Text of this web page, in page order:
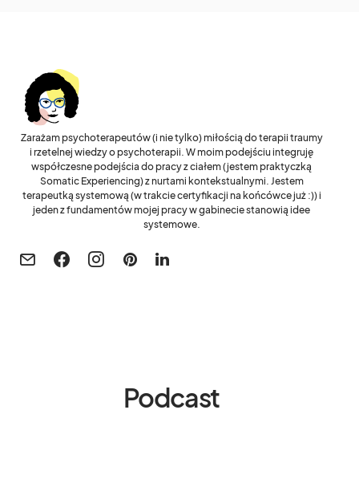
Zarażam psychoterapeutów (i nie tylko) miłością do terapii traumy
i rzetelnej wiedzy o psychoterapii. W moim podejściu integruję
współczesne podejścia do pracy z ciałem (jestem praktyczką
Somatic Experiencing) z nurtami kontekstualnymi. Jestem
terapeutką systemową (w trakcie certyfikacji na końcówce już :)) i
jeden z fundamentów mojej pracy w gabinecie stanowią idee
systemowe.
Podcast